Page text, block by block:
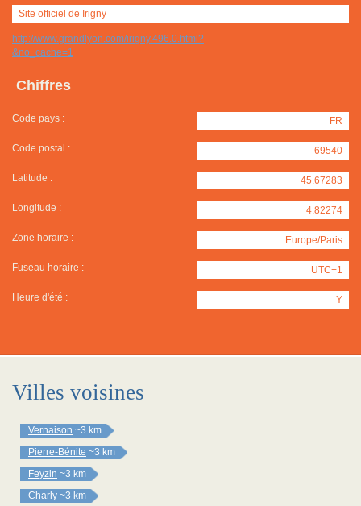
Site officiel de Irigny
http://www.grandlyon.com/irigny.496.0.html?
&no_cache=1
Chiffres
Code pays : FR
Code postal : 69540
Latitude : 45.67283
Longitude : 4.82274
Zone horaire : Europe/Paris
Fuseau horaire : UTC+1
Heure d'été : Y
Villes voisines
Vernaison ~3 km
Pierre-Bénite ~3 km
Feyzin ~3 km
Charly ~3 km